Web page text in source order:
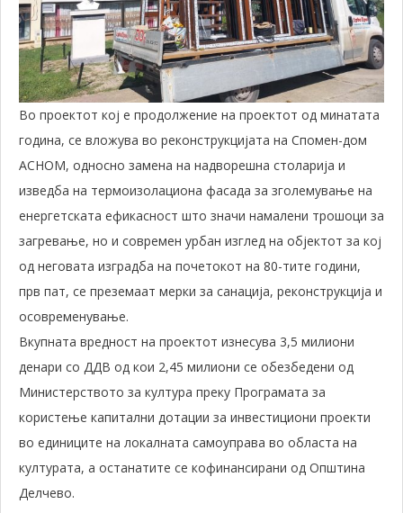
Во проектот кој е продолжение на проектот од минатата
година, се вложува во реконструкцијата на Спомен-дом
АСНОМ, односно замена на надворешна столарија и
изведба на термоизолациона фасада за зголемување на
енергетската ефикасност што значи намалени трошоци за
загревање, но и современ урбан изглед на објектот за кој
од неговата изградба на почетокот на 80-тите години,
прв пат, се преземаат мерки за санација, реконструкција и
осовременување.
Вкупната вредност на проектот изнесува 3,5 милиони
денари со ДДВ од кои 2,45 милиони се обезбедени од
Министерството за култура преку Програмата за
користење капитални дотации за инвестициони проекти
во единиците на локалната самоуправа во областа на
културата, а останатите се кофинансирани од Општина
Делчево.